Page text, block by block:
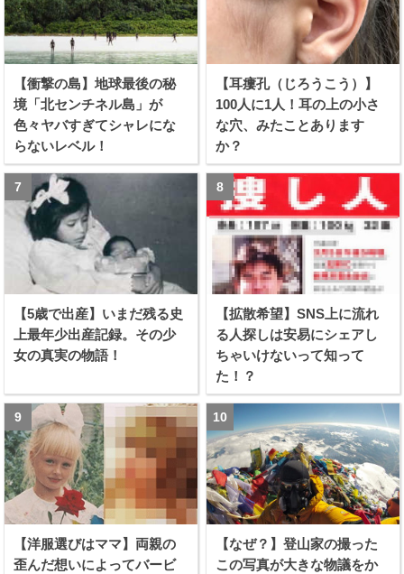
【衝撃の島】地球最後の秘
境「北センチネル島」が
色々ヤバすぎてシャレにな
らないレベル！
【耳瘻孔（じろうこう）】
100人に1人！耳の上の小さ
な穴、みたことあります
か？
【5歳で出産】いまだ残る史
上最年少出産記録。その少
女の真実の物語！
【拡散希望】SNS上に流れ
る人探しは安易にシェアし
ちゃいけないって知って
た！？
【洋服選びはママ】両親の
歪んだ想いによってバービ
【なぜ？】登山家の撮った
この写真が大きな物議をか